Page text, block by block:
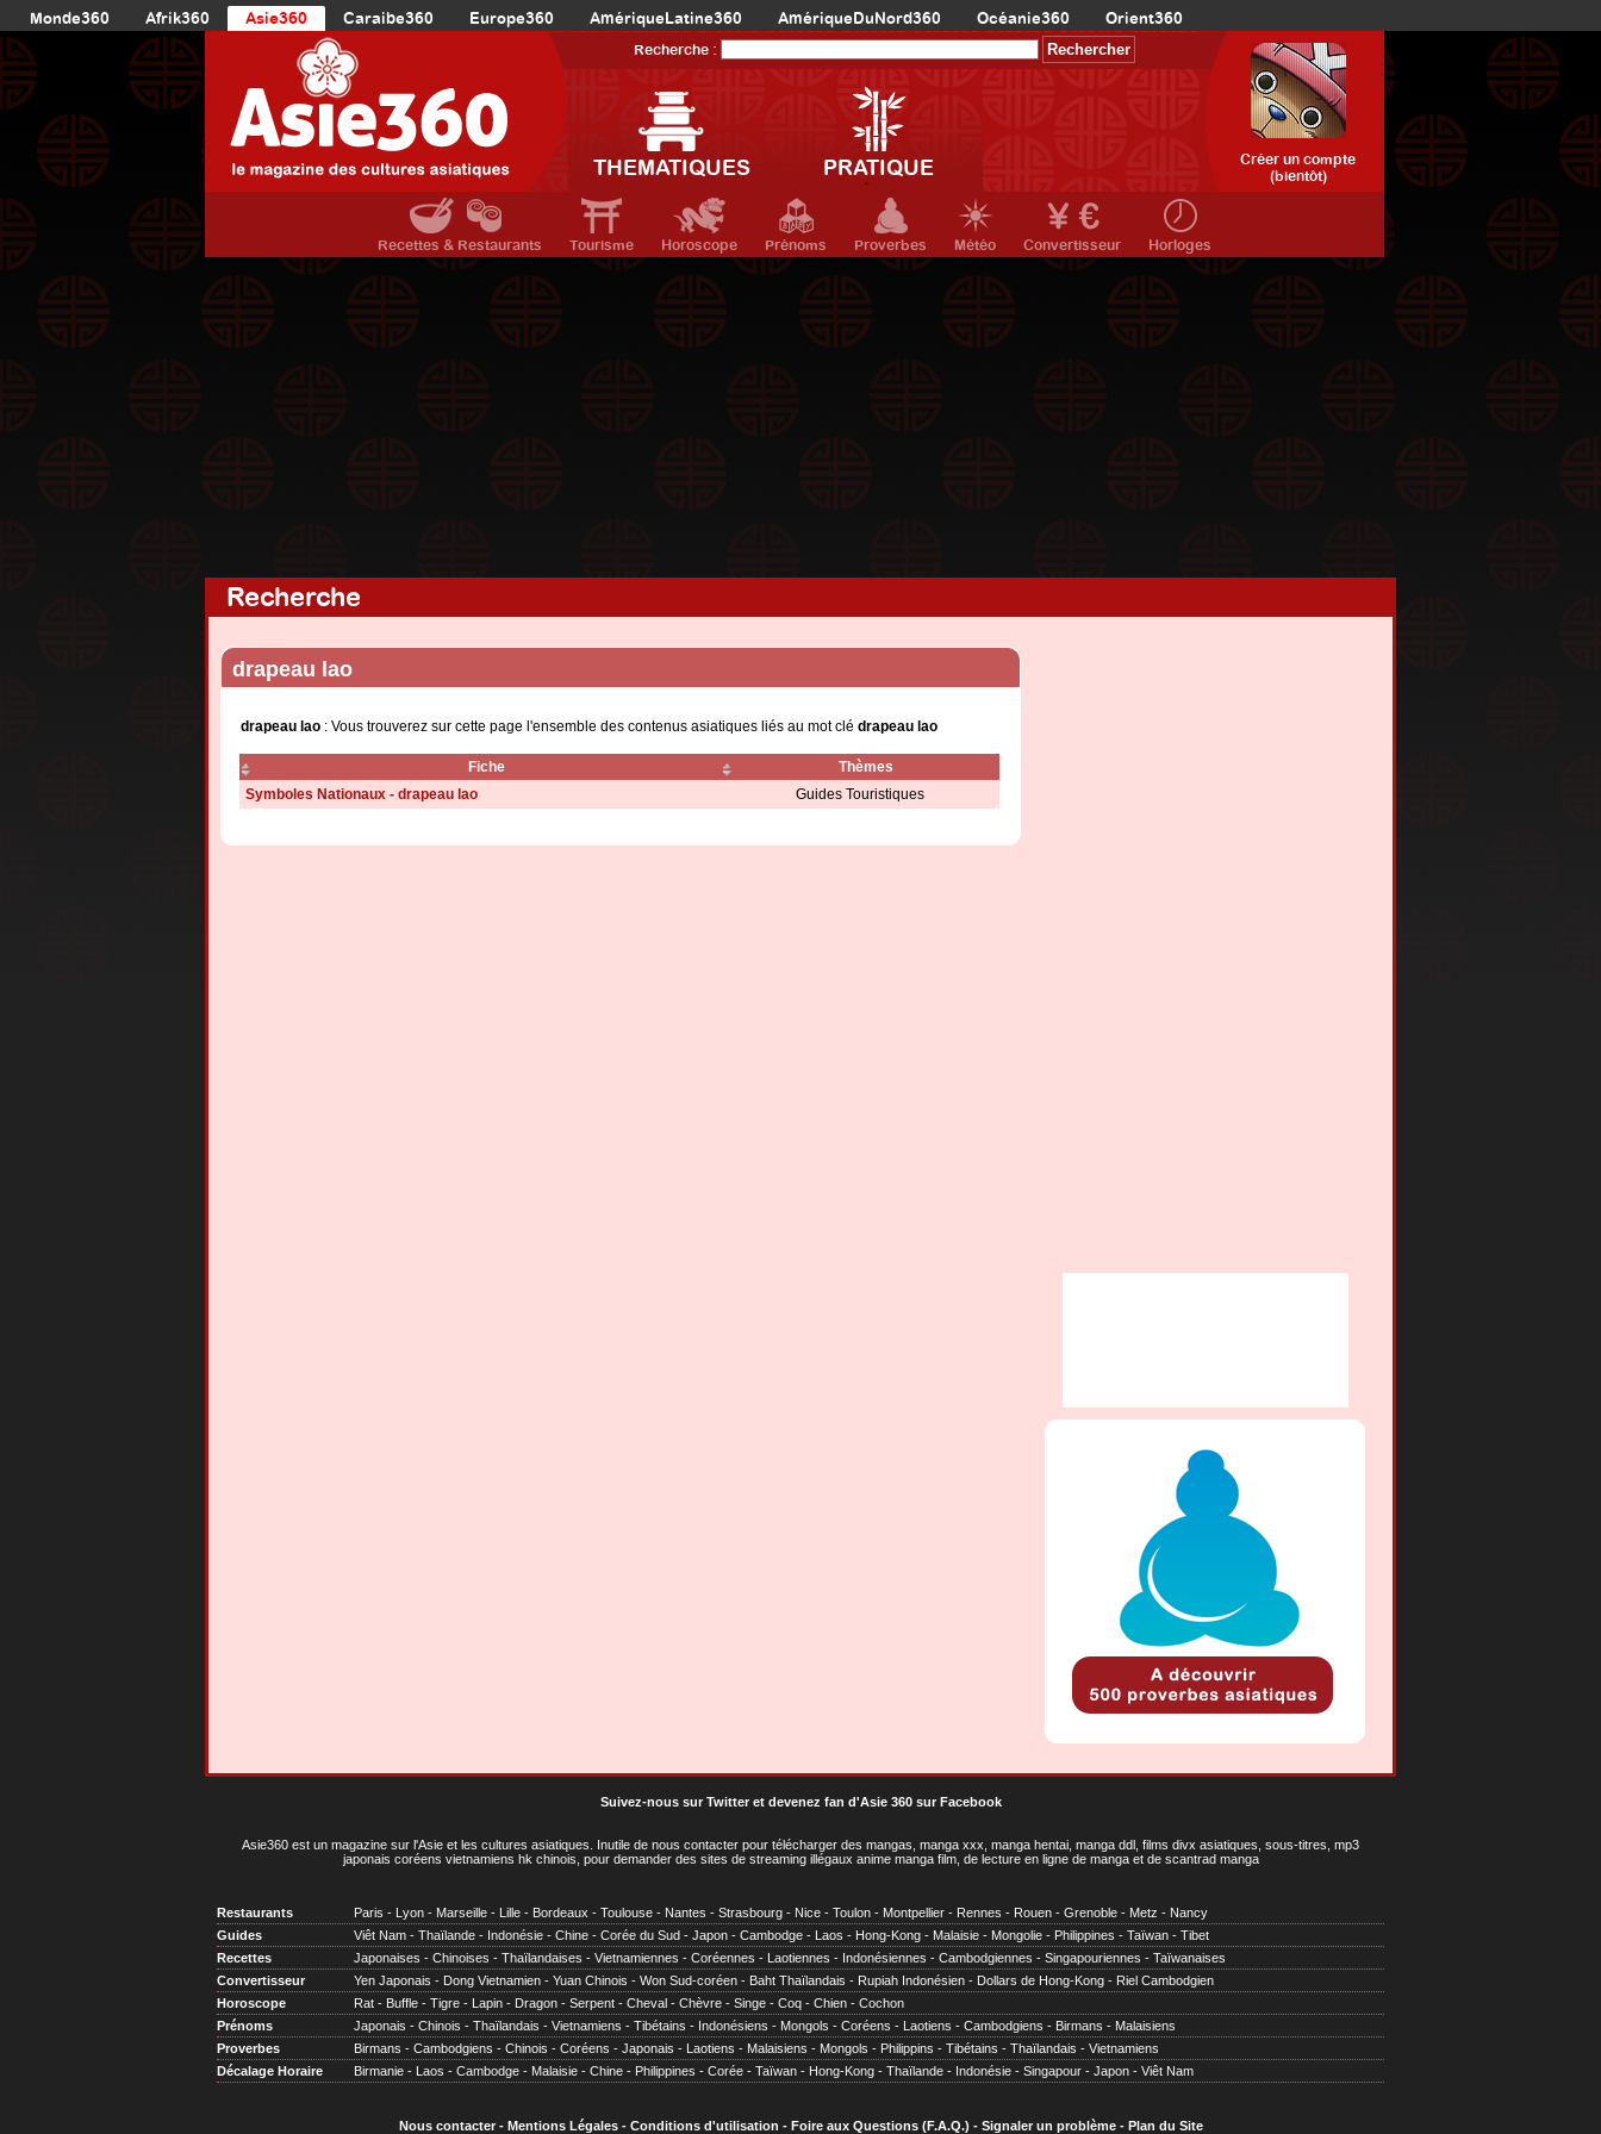
Monde360 Afrik360 Asie360 Caraibe360 Europe360 AmériqueLatine360 AmériqueDuNord360 Océanie360 Orient360
Recherche :
THEMATIQUES PRATIQUE
Créer un compte
(bientôt)
Recettes & Restaurants Tourisme Horoscope Prénoms Proverbes Météo Convertisseur Horloges
Recherche
drapeau lao
drapeau lao : Vous trouverez sur cette page l'ensemble des contenus asiatiques liés au mot clé drapeau lao
Fiche
Thèmes
Symboles Nationaux - drapeau lao
Guides Touristiques
Suivez-nous sur Twitteret devenez fan d'Asie 360 sur Facebook
Asie360 est un magazine sur l'Asie et les cultures asiatiques . Inutile de nous contacter pour télécharger des mangas, manga xxx, manga hentai, manga ddl, films divx asiatiques, sous-titres, mp3
japonais coréens vietnamiens hk chinois, pour demander des sites de streaming illégaux anime manga film, de lecture en ligne de manga et de scantrad manga
Restaurants Paris - Lyon - Marseille - Lille - Bordeaux - Toulouse - Nantes - Strasbourg - Nice - Toulon - Montpellier - Rennes - Rouen - Grenoble - Metz - Nancy
Guides
Viêt Nam - Thaïlande - Indonésie - Chine - Corée du Sud - Japon - Cambodge - Laos - Hong-Kong - Malaisie - Mongolie - Philippines - Taïwan - Tibet
Recettes
Japonaises - Chinoises - Thaïlandaises - Vietnamiennes - Coréennes - Laotiennes - Indonésiennes - Cambodgiennes - Singapouriennes - Taïwanaises
Convertisseur
Yen Japonais - Dong Vietnamien - Yuan Chinois - Won Sud-coréen - Baht Thaïlandais - Rupiah Indonésien - Dollars de Hong-Kong - Riel Cambodgien
Horoscope
Rat - Buffle - Tigre - Lapin - Dragon - Serpent - Cheval - Chèvre - Singe - Coq - Chien - Cochon
Prénoms
Japonais - Chinois - Thaïlandais - Vietnamiens - Tibétains - Indonésiens - Mongols - Coréens - Laotiens - Cambodgiens - Birmans - Malaisiens
Proverbes
Birmans - Cambodgiens - Chinois - Coréens - Japonais - Laotiens - Malaisiens - Mongols - Philippins - Tibétains - Thaïlandais - Vietnamiens
Décalage Horaire
Birmanie - Laos - Cambodge - Malaisie - Chine - Philippines - Corée - Taïwan - Hong-Kong - Thaïlande - Indonésie - Singapour - Japon - Viêt Nam
Nous contacter- Mentions Légales- Conditions d'utilisation - Foire aux Questions (F.A.Q.) - Signaler un problème- Plan du Site